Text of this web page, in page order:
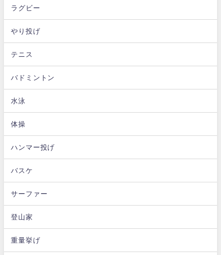
ラグビー
やり投げ
テニス
バドミントン
水泳
体操
ハンマー投げ
バスケ
サーファー
登山家
重量挙げ